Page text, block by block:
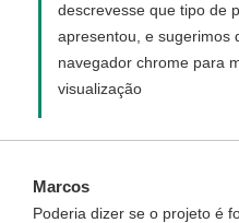
descrevesse que tipo de
apresentou, e sugerimos
navegador chrome para
visualização
Marcos
Poderia dizer se o projeto é